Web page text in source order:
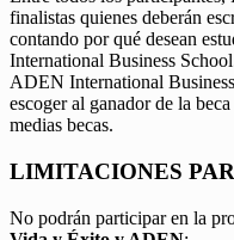
finalistas quienes deberán
contando por qué desean
International Business
ADEN International
escoger al ganador de la
medias becas.
LIMITACIONES
No podrán participar en la